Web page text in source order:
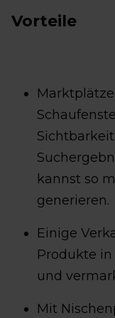
Vorteile
kannst so
generieren.
Einige
Produkte
und
Mit